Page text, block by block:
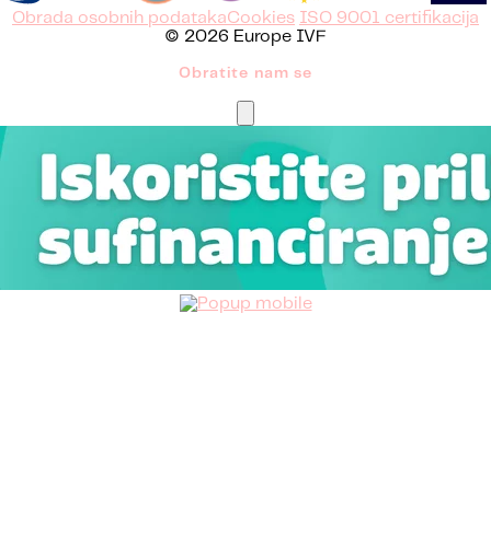
Obrada osobnih podatakaCookies ISO 9001 certifikacija
© 2026 Europe IVF
Obratite nam se